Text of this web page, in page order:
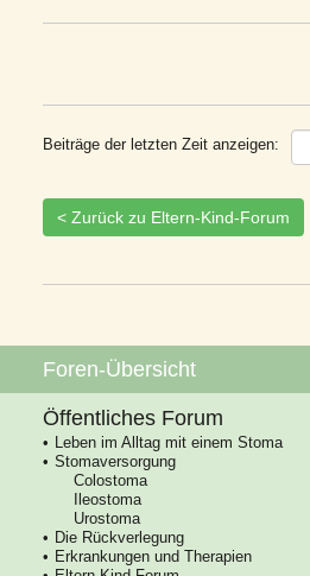
Beiträge der letzten Zeit anzeigen:
< Zurück zu Eltern-Kind-Forum
Foren-Übersicht
Öffentliches Forum
Leben im Alltag mit einem Stoma
Stomaversorgung
Colostoma
Ileostoma
Urostoma
Die Rückverlegung
Erkrankungen und Therapien